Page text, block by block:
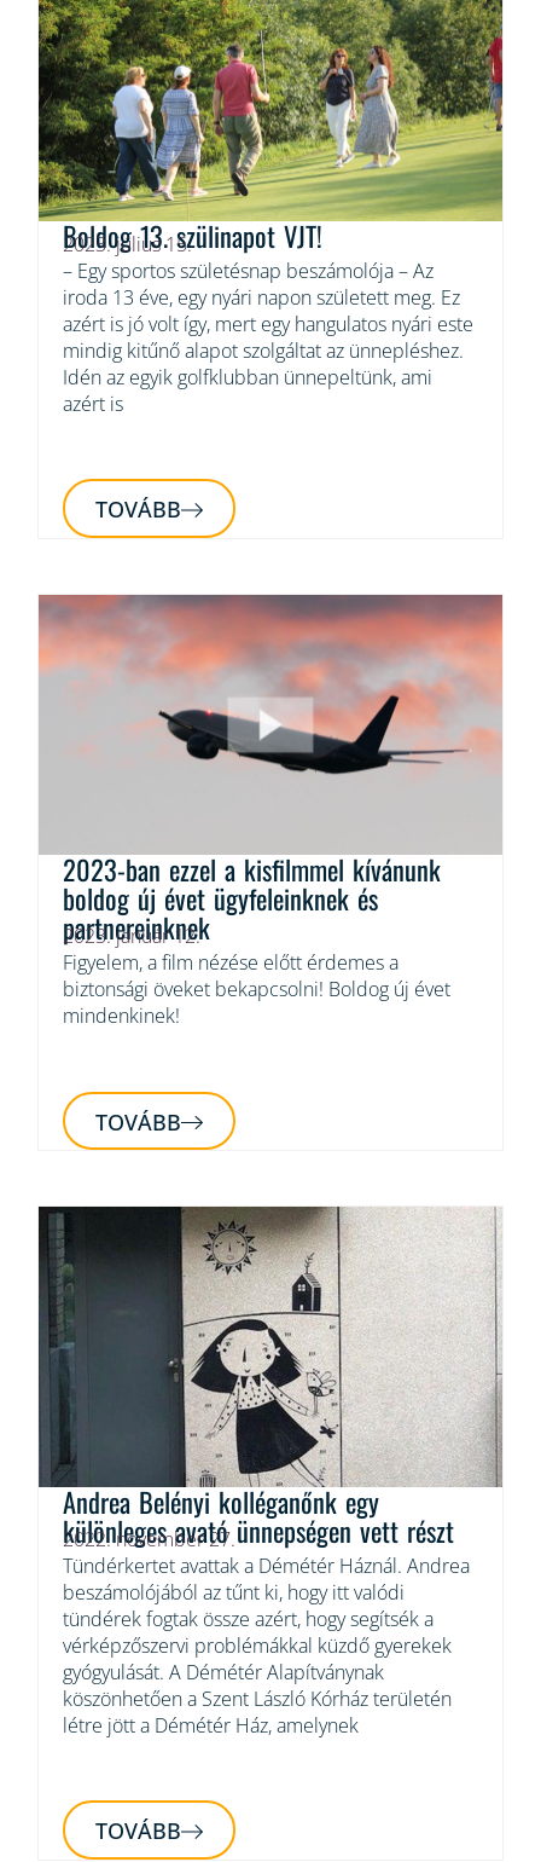
Boldog 13. szülinapot VJT!
2023. július 15.
– Egy sportos születésnap beszámolója – Az
iroda 13 éve, egy nyári napon született meg. Ez
azért is jó volt így, mert egy hangulatos nyári este
mindig kitűnő alapot szolgáltat az ünnepléshez.
Idén az egyik golfklubban ünnepeltünk, ami
azért is
TOVÁBB
2023-ban ezzel a kisfilmmel kívánunk
boldog új évet ügyfeleinknek és
partnereinknek
2023. január 12.
Figyelem, a film nézése előtt érdemes a
biztonsági öveket bekapcsolni! Boldog új évet
mindenkinek!
TOVÁBB
Andrea Belényi kolléganőnk egy
különleges avató ünnepségen vett részt
2022. november 27.
Tündérkertet avattak a Démétér Háznál. Andrea
beszámolójából az tűnt ki, hogy itt valódi
tündérek fogtak össze azért, hogy segítsék a
vérképzőszervi problémákkal küzdő gyerekek
gyógyulását. A Démétér Alapítványnak
köszönhetően a Szent László Kórház területén
létre jött a Démétér Ház, amelynek
TOVÁBB